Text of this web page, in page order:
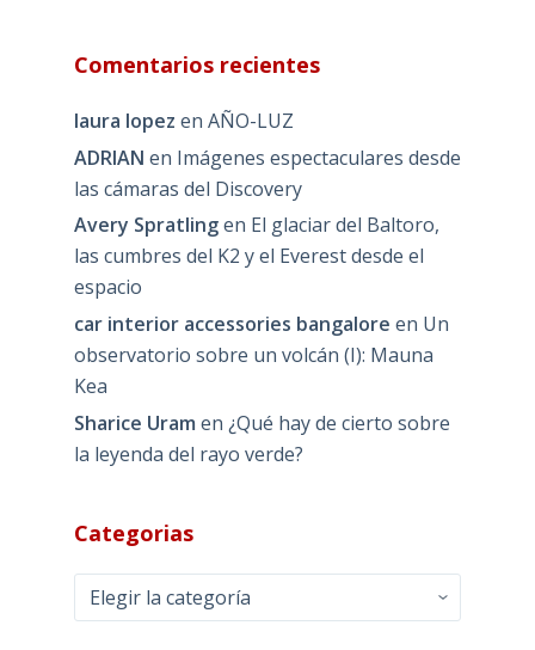
Comentarios recientes
laura lopez en AÑO-LUZ
ADRIAN en Imágenes espectaculares desde
las cámaras del Discovery
Avery Spratlingen El glaciar del Baltoro,
las cumbres del K2 y el Everest desde el
espacio
car interior accessories bangalore en Un
observatorio sobre un volcán (I): Mauna
Kea
Sharice Uram en ¿Qué hay de cierto sobre
la leyenda del rayo verde?
Categorias
Categorias